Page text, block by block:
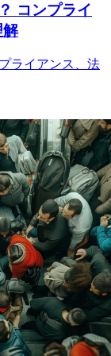
コンプライ
解
ライアンス、法